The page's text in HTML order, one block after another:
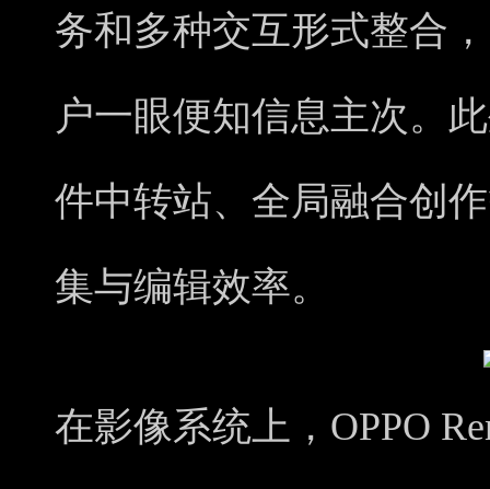
务和多种交互形式整合
户一眼便知信息主次。
件中转站、全局融合创
集与编辑效率。
在影像系统上，OPPO